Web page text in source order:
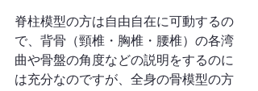
脊柱模型の方は自由自在に可動するの
で、背骨（頸椎・胸椎・腰椎）の各湾
曲や骨盤の角度などの説明をするのに
は充分なのですが、全身の骨模型の方